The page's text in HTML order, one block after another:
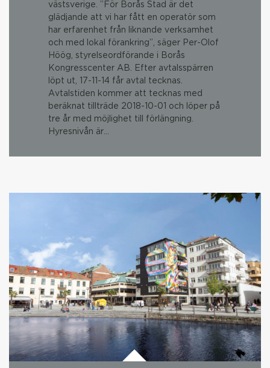
västsverige. ”För Borås Stad är det
glädjande att vi har fått en operatör som
har erfarenhet från liknande verksamhet
och med lokal förankring”, säger Per-Olof
Höög, styrelseordförande i Borås
Kongresscenter AB. Efter avtalsspärren
löpt ut, 17-11-14 får avtal tecknas.
Avtalstiden kommer att tecknas med
beräknat tillträde 2018-10-01 och löper på
tre år med möjlighet till förlängning.
Hyresnivån är…